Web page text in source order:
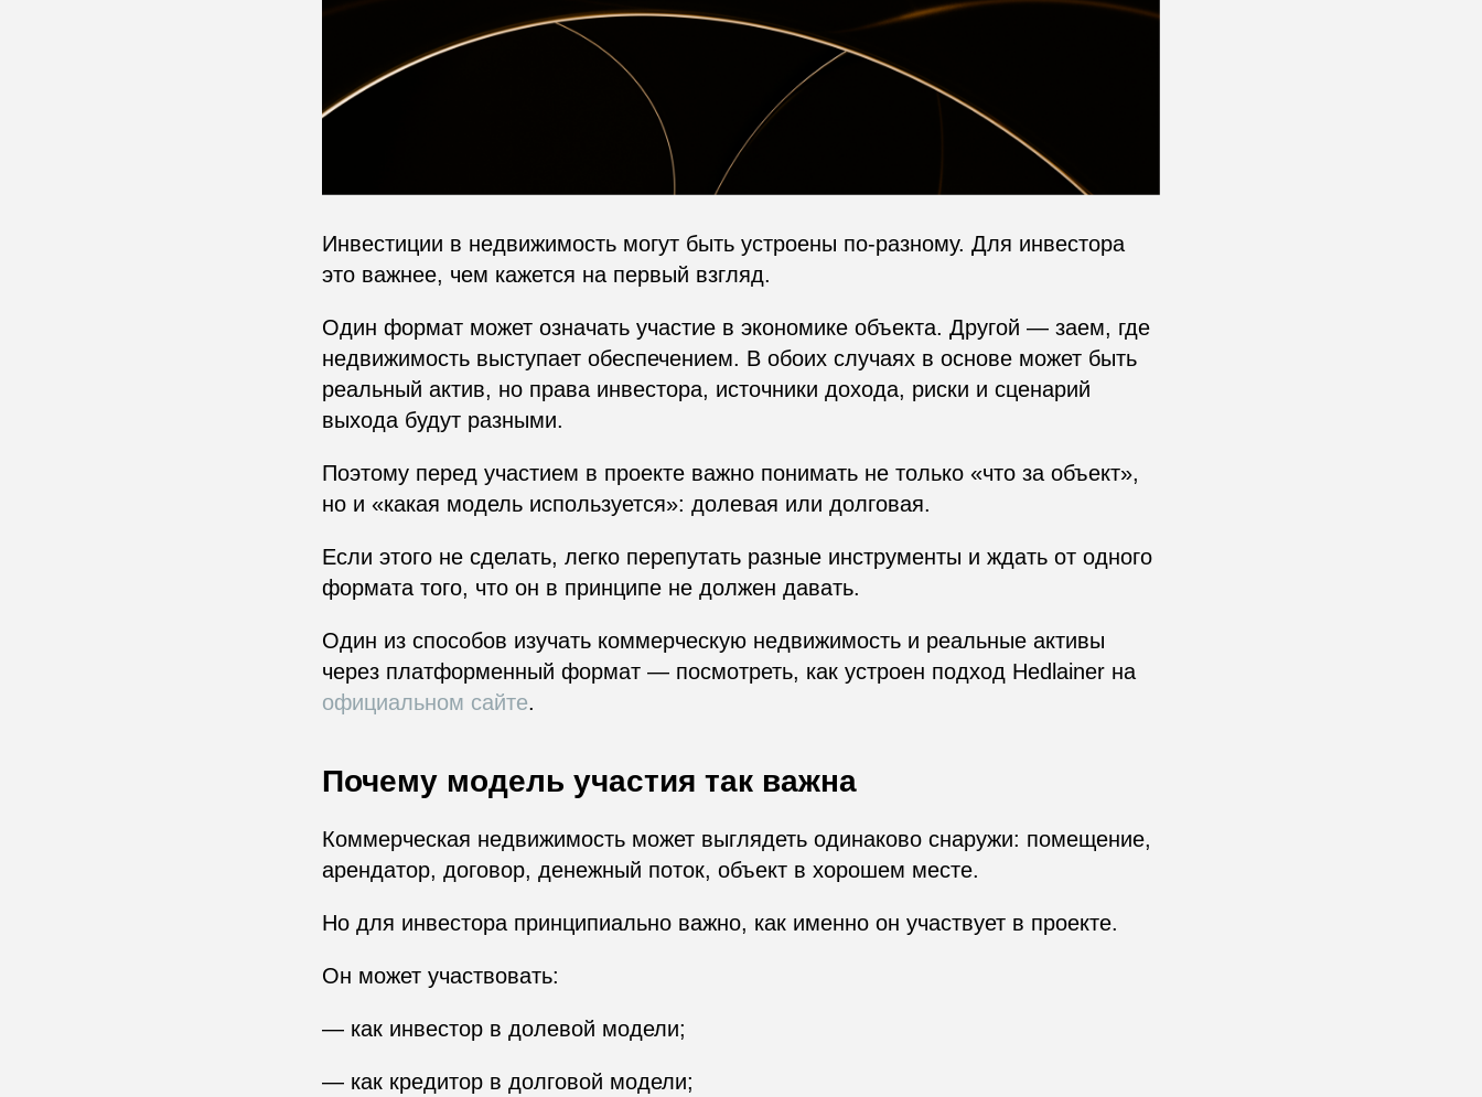
Инвестиции в недвижимость могут быть устроены по-разному. Для инвестора
это важнее, чем кажется на первый взгляд.
Один формат может означать участие в экономике объекта. Другой — заем, где
недвижимость выступает обеспечением. В обоих случаях в основе может быть
реальный актив, но права инвестора, источники дохода, риски и сценарий
выхода будут разными.
Поэтому перед участием в проекте важно понимать не только «что за объект»,
но и «какая модель используется»: долевая или долговая.
Если этого не сделать, легко перепутать разные инструменты и ждать от одного
формата того, что он в принципе не должен давать.
Один из способов изучать коммерческую недвижимость и реальные активы
через платформенный формат — посмотреть, как устроен подход Hedlainer на
официальном сайте.
Почему модель участия так важна
Коммерческая недвижимость может выглядеть одинаково снаружи: помещение,
арендатор, договор, денежный поток, объект в хорошем месте.
Но для инвестора принципиально важно, как именно он участвует в проекте.
Он может участвовать:
— как инвестор в долевой модели;
— как кредитор в долговой модели;